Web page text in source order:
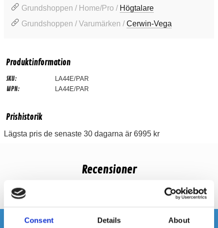
Consent Details About
Grundshoppen / Home/Pro / Högtalare
Grundshoppen / Varumärken /Cerwin-Vega
Produktinformation
SKU: LA44E/PAR
MPN: LA44E/PAR
Prishistorik
Lägsta pris de senaste 30 dagarna är 6995 kr
Recensioner
Relaterade produkter